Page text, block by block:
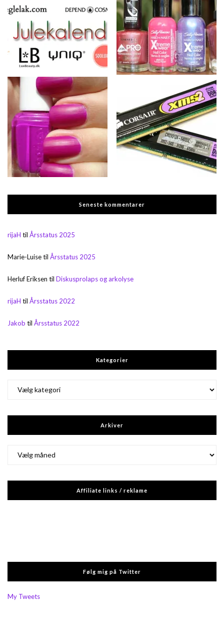
Seneste kommentarer
rijaH til Årsstatus 2025
Marie-Luisetil Årsstatus 2025
Herluf Eriksen til Diskusprolaps og arkolyse
rijaH til Årsstatus 2022
Jakob til Årsstatus 2022
Kategorier
Arkiver
Affiliate links / reklame
Følg mig på Twitter
My Tweets